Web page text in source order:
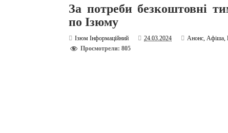
За потреби безкоштовні
по Ізюму
Ізюм Інформаційний 24.03.2024 Анонс,Афіша,
Просмотрели: 805